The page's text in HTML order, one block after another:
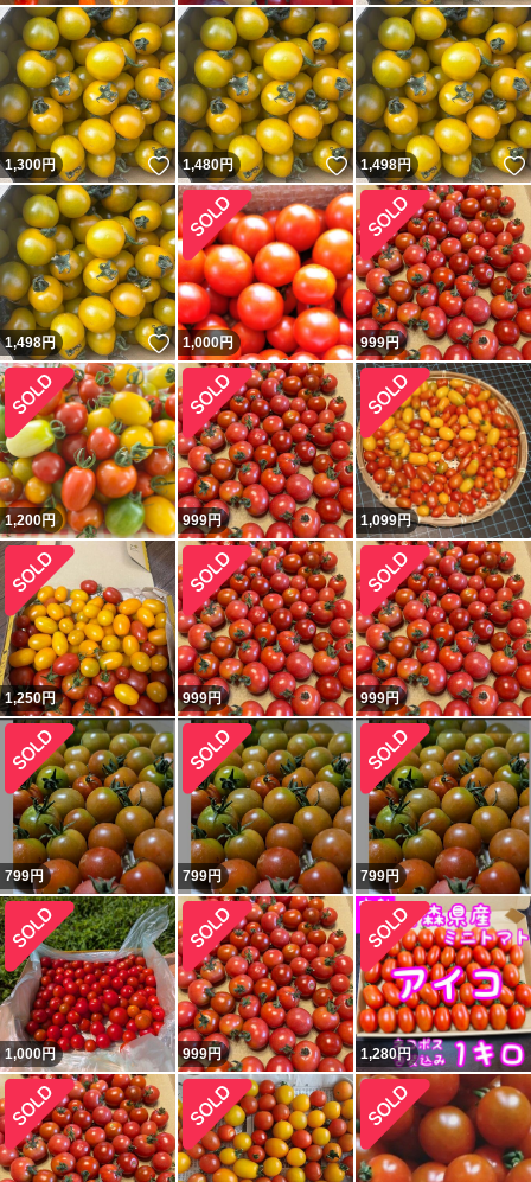
1,300円 いいね！
1,480円 いいね！
1,498円
1,498円 いいね！
1,000円 999円
1,200円 999円 1,099円
1,250円 999円 999円
799円 799円 799円
1,000円 999円 1,280円